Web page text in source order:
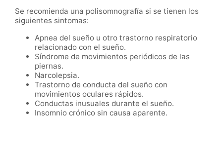
Se recomienda una polisomnografía si se tienen los
siguientes sintomas:
Apnea del sueño u otro trastorno respiratorio
relacionado con el sueño.
Síndrome de movimientos periódicos de las
piernas.
Narcolepsia.
Trastorno de conducta del sueño con
movimientos oculares rápidos.
Conductas inusuales durante el sueño.
Insomnio crónico sin causa aparente.